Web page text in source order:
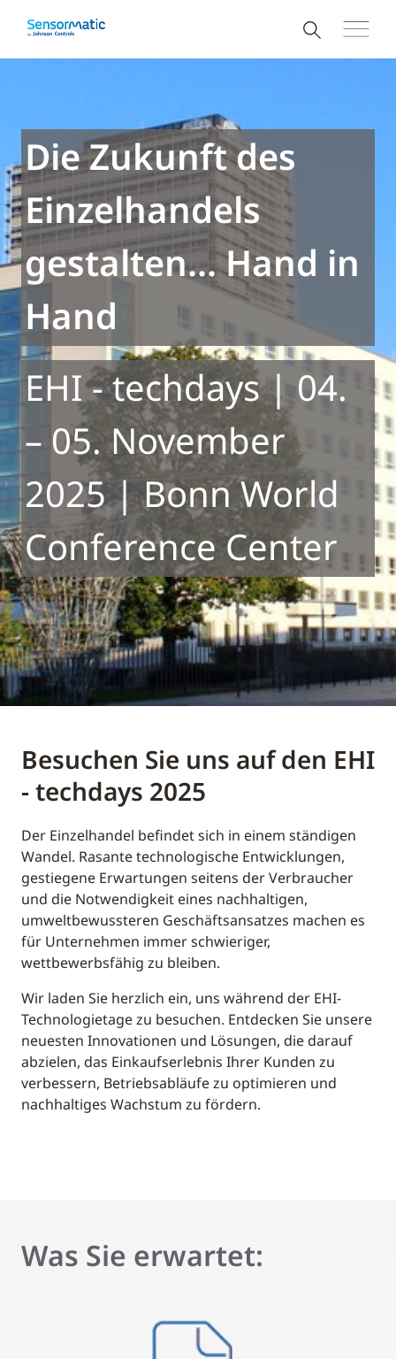
Die Zukunft des
Einzelhandels
gestalten... Hand in
Hand
EHI - techdays | 04.
– 05. November
2025 | Bonn World
Conference Center
Besuchen Sie uns auf den EHI
- techdays 2025
Der Einzelhandel befindet sich in einem ständigen
Wandel. Rasante technologische Entwicklungen,
gestiegene Erwartungen seitens der Verbraucher
und die Notwendigkeit eines nachhaltigen,
umweltbewussteren Geschäftsansatzes machen es
für Unternehmen immer schwieriger,
wettbewerbsfähig zu bleiben.
Wir laden Sie herzlich ein, uns während der EHI-
Technologietage zu besuchen. Entdecken Sie unsere
neuesten Innovationen und Lösungen, die darauf
abzielen, das Einkaufserlebnis Ihrer Kunden zu
verbessern, Betriebsabläufe zu optimieren und
nachhaltiges Wachstum zu fördern.
Was Sie erwartet: